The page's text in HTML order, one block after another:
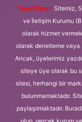
Yasal Uyarı: Sitemiz,
ve İletişim Kurumu
olarak hizmet
olarak denetleme veya
Ancak, üyelerimiz
siteye üye olarak bu
sitesi, herhangi bir
bulunmamaktadır.
paylaşılmaktadır.